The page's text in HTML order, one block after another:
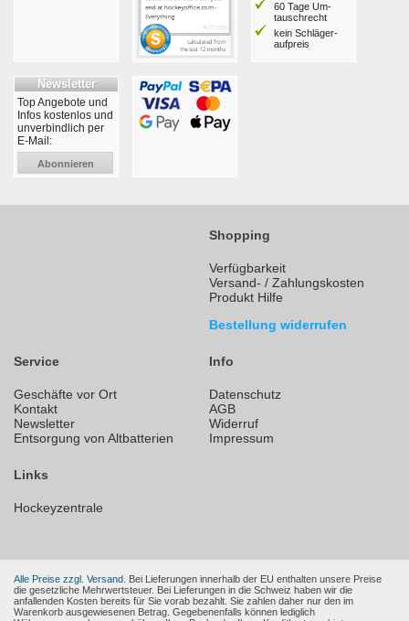
60 Tage Um­
tausch­recht
kein Schläger­
aufpreis
Newsletter
Top Angebote und
Infos kostenlos und
unverbindlich per
E-Mail:
Abonnieren
Shopping
Verfügbarkeit
Versand- / Zahlungskosten
Produkt Hilfe
Bestellung widerrufen
Service
Geschäfte vor Ort
Kontakt
Newsletter
Entsorgung von Altbatterien
Info
Datenschutz
AGB
Widerruf
Impressum
Links
Hockeyzentrale
Alle Preise zzgl. Versand. Bei Lieferungen innerhalb der EU enthalten unsere Preise
die gesetzliche Mehrwertsteuer. Bei Lieferungen in die Schweiz haben wir die
anfallenden Kosten bereits für Sie vorab bezahlt. Sie zahlen daher nur den im
Warenkorb ausgewiesenen Betrag. Gegebenenfalls können lediglich